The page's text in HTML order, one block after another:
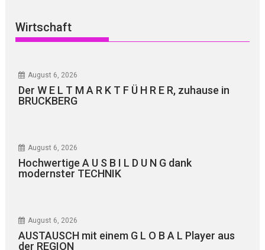
Wirtschaft
August 6, 2026
Der W E L T M A R K T F Ü H R E R, zuhause in
BRUCKBERG
August 6, 2026
Hochwertige A U S B I L D U N G dank
modernster TECHNIK
August 6, 2026
AUSTAUSCH mit einem G L O B A L Player aus
der REGION